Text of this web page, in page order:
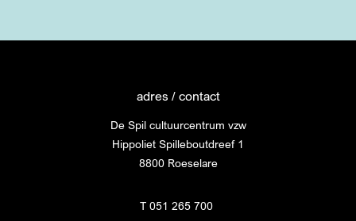
adres / contact
De Spil cultuurcentrum vzw
Hippoliet Spilleboutdreef 1
8800 Roeselare
T 051 265 700